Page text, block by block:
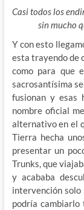
Casi todos los
sin mucho
Y con esto
esta trayendo de
como para que
sacrosantísima
fusionan y esas
nombre oficial
alternativo en el
Tierra hecha
presentar un
Trunks, que
y acababa
intervención
podría